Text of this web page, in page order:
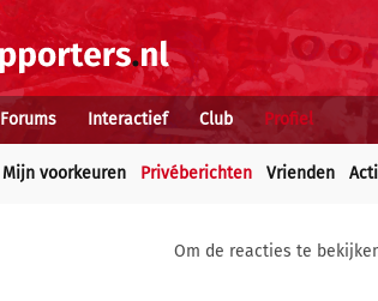
Forums Interactief Club Profiel
Mijn voorkeuren Privéberichten Vrienden
Om de reacties te